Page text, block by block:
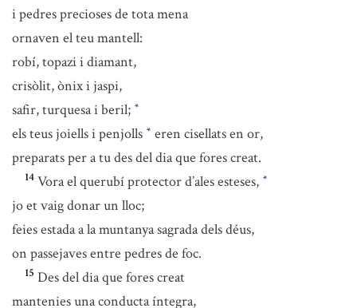
i pedres precioses de tota mena
ornaven el teu mantell:
robí, topazi i diamant,
crisòlit, ònix i jaspi,
safir, turquesa i beril; *
els teus joiells i penjolls * eren cisellats en or,
preparats per a tu des del dia que fores creat.
14 Vora el querubí protector d’ales esteses, *
jo et vaig donar un lloc;
feies estada a la muntanya sagrada dels déus,
on passejaves entre pedres de foc.
15 Des del dia que fores creat
mantenies una conducta íntegra,